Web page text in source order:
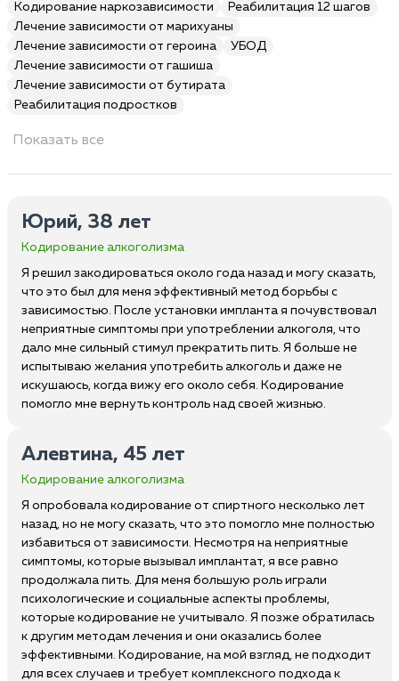
Кодирование наркозависимости
Реабилитация 12 шагов
Лечение зависимости от марихуаны
Лечение зависимости от героина
УБОД
Лечение зависимости от гашиша
Лечение зависимости от бутирата
Реабилитация подростков
Показать все
Юрий, 38 лет
Кодирование алкоголизма
Я решил закодироваться около года назад и могу сказать,
что это был для меня эффективный метод борьбы с
зависимостью. После установки импланта я почувствовал
неприятные симптомы при употреблении алкоголя, что
дало мне сильный стимул прекратить пить. Я больше не
испытываю желания употребить алкоголь и даже не
искушаюсь, когда вижу его около себя. Кодирование
помогло мне вернуть контроль над своей жизнью.
Алевтина, 45 лет
Кодирование алкоголизма
Я опробовала кодирование от спиртного несколько лет
назад, но не могу сказать, что это помогло мне полностью
избавиться от зависимости. Несмотря на неприятные
симптомы, которые вызывал имплантат, я все равно
продолжала пить. Для меня большую роль играли
психологические и социальные аспекты проблемы,
которые кодирование не учитывало. Я позже обратилась
к другим методам лечения и они оказались более
эффективными. Кодирование, на мой взгляд, не подходит
для всех случаев и требует комплексного подхода к